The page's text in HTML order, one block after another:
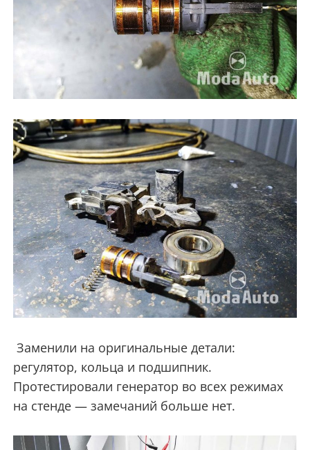
Заменили на оригинальные детали:
регулятор, кольца и подшипник.
Протестировали генератор во всех режимах
на стенде — замечаний больше нет.